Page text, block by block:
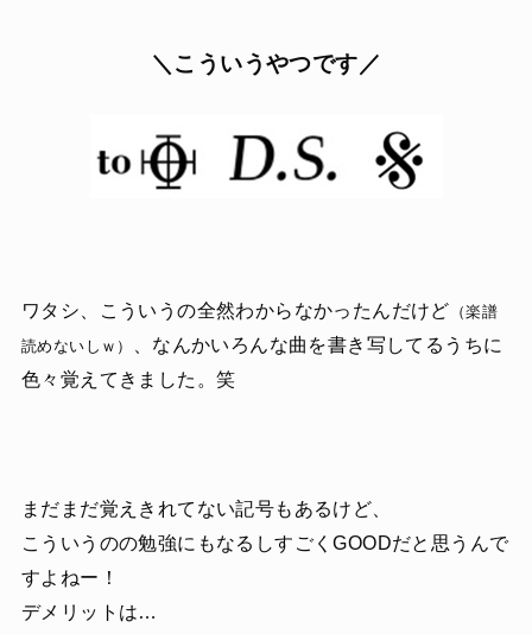
＼こういうやつです／
ワタシ、こういうの全然わからなかったんだけど （楽譜
読めないしｗ）
、なんかいろんな曲を書き写してるうちに
色々覚えてきました。笑
まだまだ覚えきれてない記号もあるけど、
こういうのの勉強にもなるしすごくGOODだと思うんで
すよねー！
デメリットは…